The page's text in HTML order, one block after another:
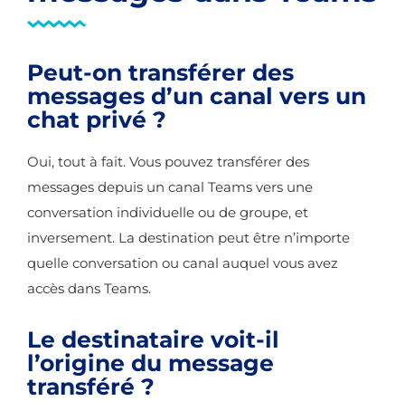
Peut-on transférer des
messages d’un canal vers un
chat privé ?
Oui, tout à fait. Vous pouvez transférer des
messages depuis un canal Teams vers une
conversation individuelle ou de groupe, et
inversement. La destination peut être n’importe
quelle conversation ou canal auquel vous avez
accès dans Teams.
Le destinataire voit-il
l’origine du message
transféré ?